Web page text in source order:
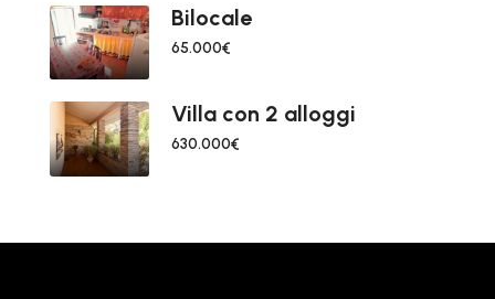
Bilocale
65.000€
Villa con 2 alloggi
630.000€